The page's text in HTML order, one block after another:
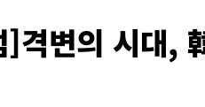
]격변의 시대,